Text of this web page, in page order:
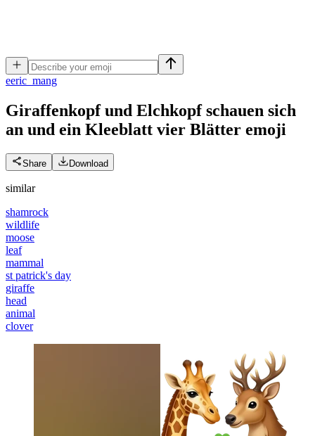
eeric_mang
Giraffenkopf und Elchkopf schauen sich
an und ein Kleeblatt vier Blätter emoji
Share Download
similar
shamrock
wildlife
moose
leaf
mammal
st patrick's day
giraffe
head
animal
clover